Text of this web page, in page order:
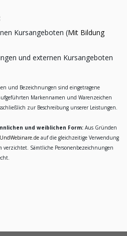
Kursangeboten (Mit Bildung
und externen Kursangeboten
und Bezeichnungen sind eingetragene
Markennamen und Warenzeichen
zur Beschreibung unserer Leistungen.
und weiblichen Form: Aus Gründen
auf die gleichzeitige Verwendung
Sämtliche Personenbezeichnungen